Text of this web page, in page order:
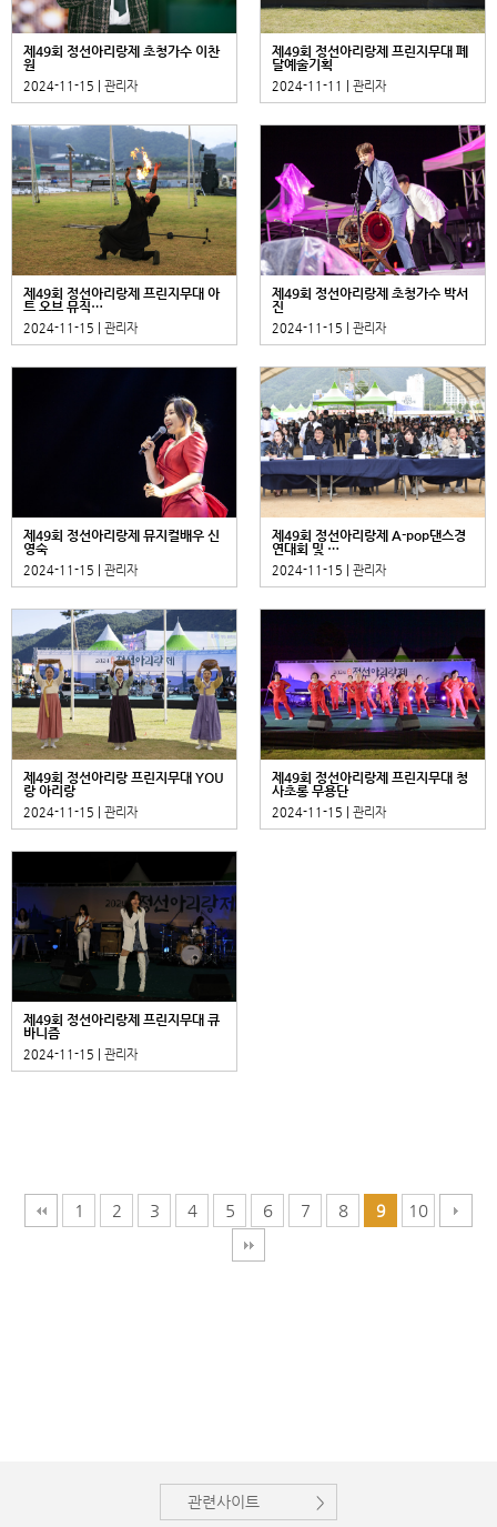
제49회 정선아리랑제 초청가수 이찬
원
2024-11-15 | 관리자
제49회 정선아리랑제 프린지무대 폐
달예술기획
2024-11-11 | 관리자
제49회 정선아리랑제 프린지무대 아
트 오브 뮤직…
2024-11-15 | 관리자
제49회 정선아리랑제 초청가수 박서
진
2024-11-15 | 관리자
제49회 정선아리랑제 뮤지컬배우 신
영숙
2024-11-15 | 관리자
제49회 정선아리랑제 A-pop댄스경
연대회 및 …
2024-11-15 | 관리자
제49회 정선아리랑 프린지무대 YOU
랑 아리랑
2024-11-15 | 관리자
제49회 정선아리랑제 프린지무대 청
사초롱 무용단
2024-11-15 | 관리자
제49회 정선아리랑제 프린지무대 큐
바니즘
2024-11-15 | 관리자
1 2 3 4 5 6 7 8 9 10
관련사이트